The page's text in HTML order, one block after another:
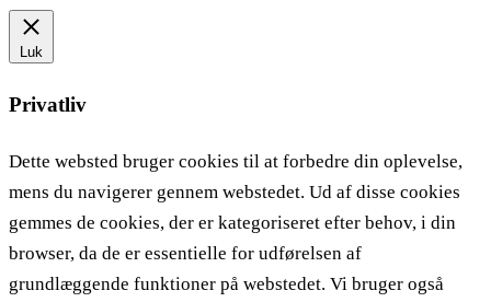
Luk
Privatliv
Dette websted bruger cookies til at forbedre din oplevelse,
mens du navigerer gennem webstedet. Ud af disse cookies
gemmes de cookies, der er kategoriseret efter behov, i din
browser, da de er essentielle for udførelsen af ​​
grundlæggende funktioner på webstedet. Vi bruger også